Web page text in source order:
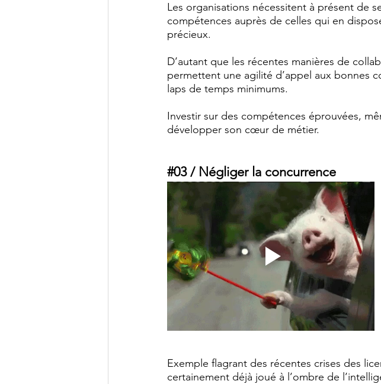
Les organisations nécessitent à présent de
compétences auprès de celles qui en
précieux.
D’autant que les récentes manières de
permettent une agilité d’appel aux bonnes
laps de temps minimums.
Investir sur des compétences éprouvées,
développer son cœur de métier.
#03 / Négliger la concurrence
Exemple flagrant des récentes crises des
certainement déjà joué à l’ombre de